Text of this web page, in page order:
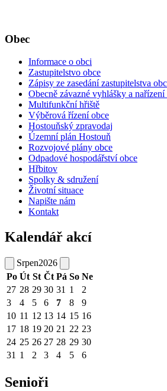
Obec
Informace o obci
Zastupitelstvo obce
Zápisy ze zasedání zastupitelstva
Obecně závazné vyhlášky a nařízení
Multifunkční hřiště
Výběrová řízení obce
Hostouňský zpravodaj
Územní plán Hostouň
Rozvojové plány obce
Odpadové hospodářství obce
Hřbitov
Spolky & sdružení
Životní situace
Napište nám
Kontakt
Kalendář akcí
Srpen2026
Po Út St Čt Pá So Ne
27 28 29 30 31 1
2
3
4 5 6 7 8
9
10 11 12 13 14 15 16
17 18 19 20 21 22 23
24 25 26 27 28 29 30
31 1 2 3 4 5 6
Senioři